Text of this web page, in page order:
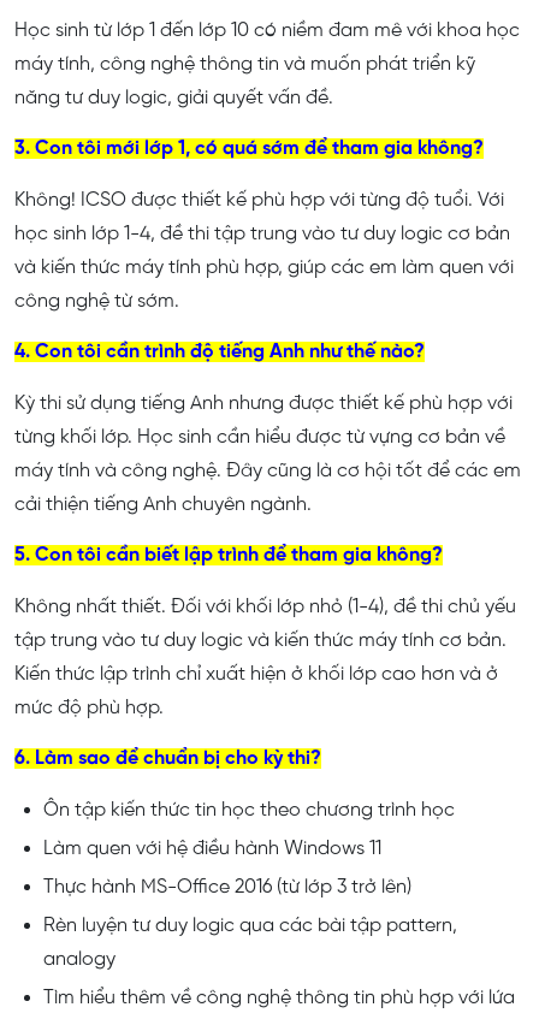
Học sinh từ lớp 1 đến lớp 10 có niềm đam mê với khoa học
máy tính, công nghệ thông tin và muốn phát triển kỹ
năng tư duy logic, giải quyết vấn đề.
3. Con tôi mới lớp 1, có quá sớm để tham gia không?
Không! ICSO được thiết kế phù hợp với từng độ tuổi. Với
học sinh lớp 1-4, đề thi tập trung vào tư duy logic cơ bản
và kiến thức máy tính phù hợp, giúp các em làm quen với
công nghệ từ sớm.
4. Con tôi cần trình độ tiếng Anh như thế nào?
Kỳ thi sử dụng tiếng Anh nhưng được thiết kế phù hợp với
từng khối lớp. Học sinh cần hiểu được từ vựng cơ bản về
máy tính và công nghệ. Đây cũng là cơ hội tốt để các em
cải thiện tiếng Anh chuyên ngành.
5. Con tôi cần biết lập trình để tham gia không?
Không nhất thiết. Đối với khối lớp nhỏ (1-4), đề thi chủ yếu
tập trung vào tư duy logic và kiến thức máy tính cơ bản.
Kiến thức lập trình chỉ xuất hiện ở khối lớp cao hơn và ở
mức độ phù hợp.
6. Làm sao để chuẩn bị cho kỳ thi?
Ôn tập kiến thức tin học theo chương trình học
Làm quen với hệ điều hành Windows 11
Thực hành MS-Office 2016 (từ lớp 3 trở lên)
Rèn luyện tư duy logic qua các bài tập pattern,
analogy
Tìm hiểu thêm về công nghệ thông tin phù hợp với lứa